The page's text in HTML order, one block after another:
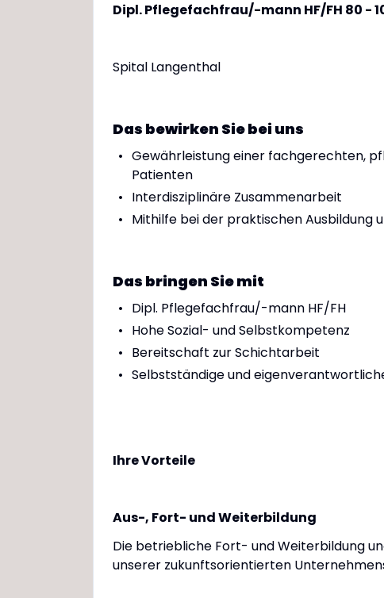
Dipl. Pflegefachfrau/-mann HF/FH 80 -
Spital Langenthal
Das bewirken Sie bei uns
Gewährleistung einer fachgerechten,
Patienten
Interdisziplinäre Zusammenarbeit
Mithilfe bei der praktischen Ausbildung
Das bringen Sie mit
Dipl. Pflegefachfrau/-mann HF/FH
Hohe Sozial- und Selbstkompetenz
Bereitschaft zur Schichtarbeit
Selbstständige und
Ihre Vorteile
Aus-, Fort- und Weiterbildung
Die betriebliche Fort- und Weiterbildung
unserer zukunftsorientierten